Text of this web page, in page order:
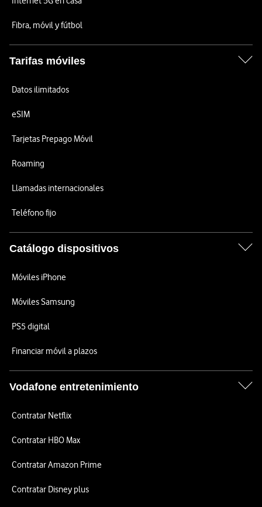
Fibra, móvil y fútbol
Tarifas móviles
Datos ilimitados
eSIM
Tarjetas Prepago Móvil
Roaming
Llamadas internacionales
Teléfono fijo
Catálogo dispositivos
Móviles iPhone
Móviles Samsung
PS5 digital
Financiar móvil a plazos
Vodafone entretenimiento
Contratar Netflix
Contratar HBO Max
Contratar Amazon Prime
Contratar Disney plus